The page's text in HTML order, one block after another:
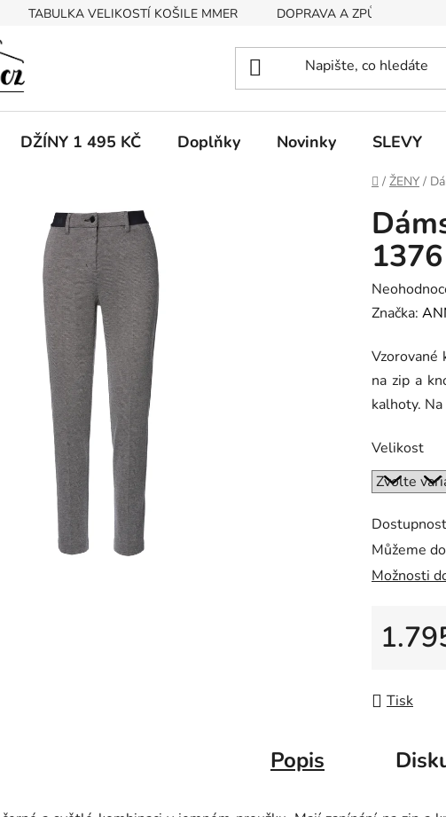
TABULKA VELIKOSTÍ KOŠILE MMER DOPRAVA A ZPŮSOB PLATBY
DŽÍNY 1 495 KČ Doplňky Novinky SLEVY
Domů
/ ŽENY /
Průměrné
hodnocení
je
0,0
z
hvězdiček.
Značka:
Vzorované
na zip a
kalhoty.
Velikost
Dostupnost
Můžeme
Možnosti
Tisk
Popis